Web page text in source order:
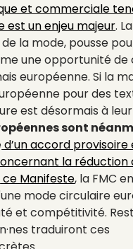
et commerciale
est un enjeu majeur.
la mode, pousse
une opportunité de
européenne. Si la
pour des
est désormais à
sont
d’un accord
la réduction
ce Manifeste, la FMC
mode circulaire
et compétitivité.
traduiront ces